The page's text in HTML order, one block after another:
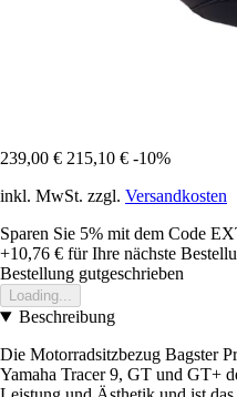
239,00 € 215,10 € -10%
inkl. MwSt. zzgl. Versandkosten
Sparen Sie 5% mit dem Code
+10,76 € für Ihre nächste
Bestellung gutgeschrieben
Loading...
Beschreibung
Die Motorradsitzbezug Bagster
Yamaha Tracer 9, GT und GT+